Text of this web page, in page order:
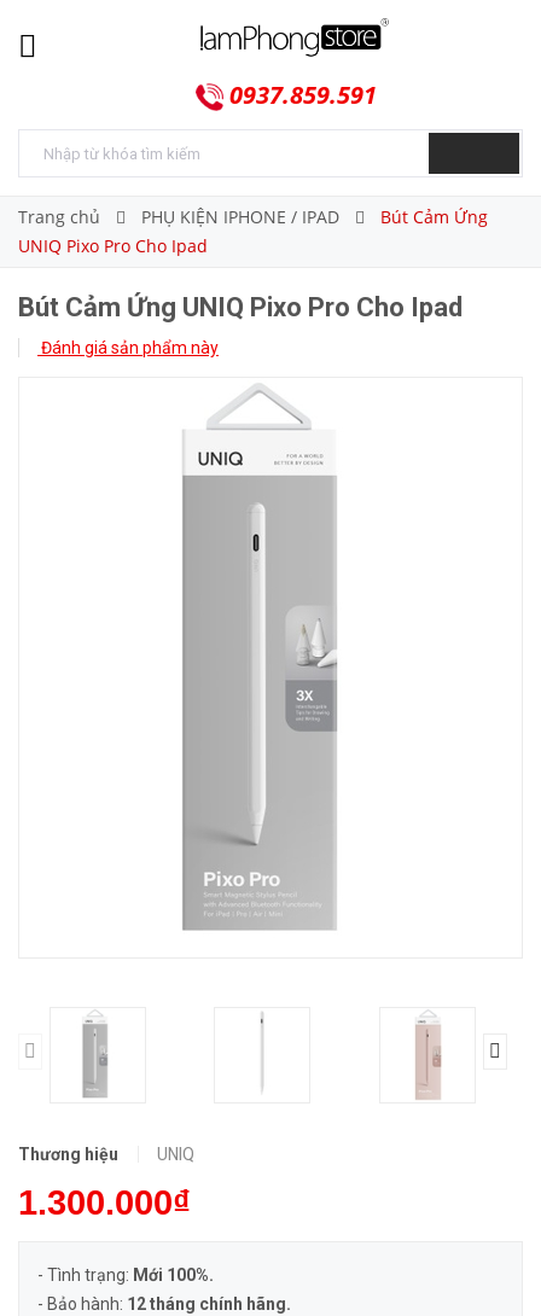
0937.859.591
Trang chủ PHỤ KIỆN IPHONE / IPAD
Bút Cảm Ứng
UNIQ Pixo Pro Cho Ipad
Bút Cảm Ứng UNIQ Pixo Pro Cho Ipad
Đánh giá sản phẩm này
Thương hiệu UNIQ
1.300.000₫
- Tình trạng: Mới 100%.
- Bảo hành: 12 tháng chính hãng.